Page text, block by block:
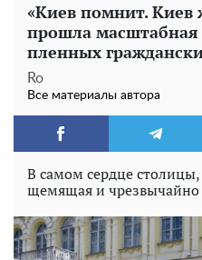
«Киев помнит. Киев
прошла
пленных
Ro
Все материалы автора
В самом сердце
щемящая и чрезвычайно